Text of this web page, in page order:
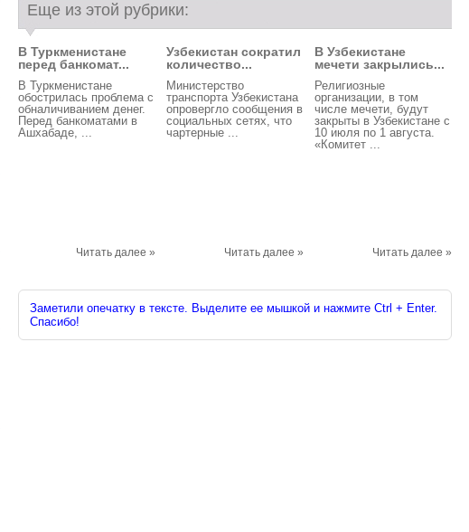
Еще из этой рубрики:
В Туркменистане
перед банкомат...
В Туркменистане
обострилась проблема с
обналичиванием денег.
Перед банкоматами в
Ашхабаде, ...
Читать далее »
Узбекистан сократил
количество...
Министерство
транспорта Узбекистана
опровергло сообщения в
социальных сетях, что
чартерные ...
Читать далее »
В Узбекистане
мечети закрылись...
Религиозные
организации, в том
числе мечети, будут
закрыты в Узбекистане с
10 июля по 1 августа.
«Комитет ...
Читать далее »
Заметили опечатку в тексте. Выделите ее мышкой и нажмите Ctrl + Enter.
Спасибо!